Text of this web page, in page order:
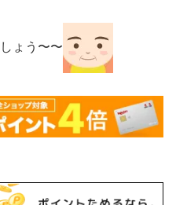
ょう〜〜